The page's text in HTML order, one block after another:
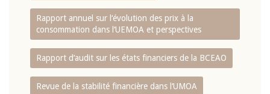
Rapport annuel sur l‘évolution des prix à la
consommation dans l‘UEMOA et perspectives
Rapport d‘audit sur les états financiers de la BCEAO
Revue de la stabilité financière dans l‘UMOA